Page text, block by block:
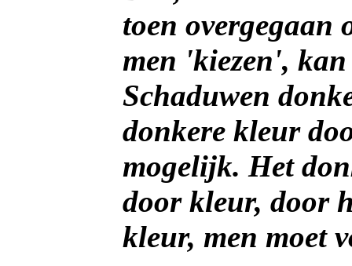
toen overgegaan
men 'kiezen',
Schaduwen
donkere kleur
mogelijk. Het
door kleur, door
kleur, men moet